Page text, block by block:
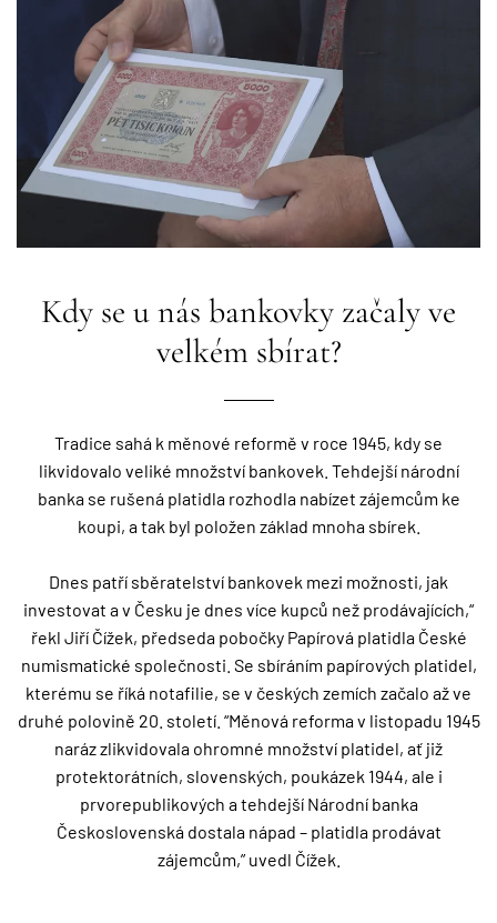
Kdy se u nás bankovky začaly ve
velkém sbírat?
Tradice sahá k měnové reformě v roce 1945, kdy se
likvidovalo veliké množství bankovek. Tehdejší národní
banka se rušená platidla rozhodla nabízet zájemcům ke
koupi, a tak byl položen základ mnoha sbírek.
Dnes patří sběratelství bankovek mezi možnosti, jak
investovat a v Česku je dnes více kupců než prodávajících,“
řekl Jiří Čížek, předseda pobočky Papírová platidla České
numismatické společnosti. Se sbíráním papírových platidel,
kterému se říká notafilie, se v českých zemích začalo až ve
druhé polovině 20. století. “Měnová reforma v listopadu 1945
naráz zlikvidovala ohromné množství platidel, ať již
protektorátních, slovenských, poukázek 1944, ale i
prvorepublikových a tehdejší Národní banka
Československá dostala nápad – platidla prodávat
zájemcům,” uvedl Čížek.